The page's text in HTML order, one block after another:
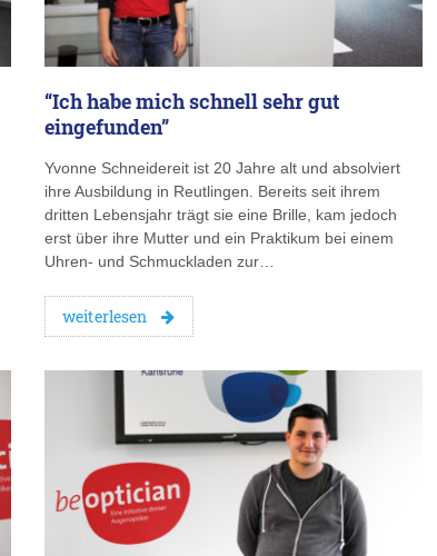
“Ich habe mich schnell sehr gut
eingefunden”
Yvonne Schneidereit ist 20 Jahre alt und absolviert
ihre Ausbildung in Reutlingen. Bereits seit ihrem
dritten Lebensjahr trägt sie eine Brille, kam jedoch
erst über ihre Mutter und ein Praktikum bei einem
Uhren- und Schmuckladen zur…
weiterlesen